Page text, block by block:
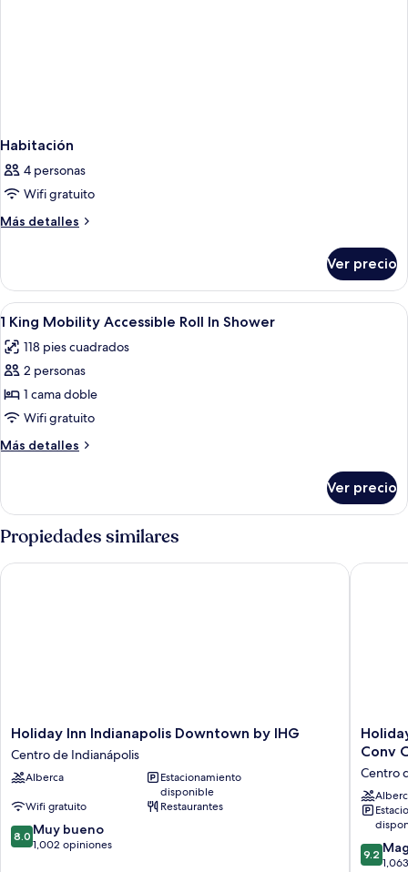
Habitación
4 personas
Wifi gratuito
Más detalles
Más
Ver precio
Abrir
todas
las
fotos
de
1
King
Mobility
Roll
In
Shower
Escritorio, espacio para trabajar con
5
1 King Mobility Accessible Roll In Shower
118 pies cuadrados
2 personas
1 cama doble
Wifi gratuito
Más detalles
Más
King
Mobility
Accessible
Roll
In
Ver precio
Propiedades similares
Holiday
Inn
Indianapolis
Downtown
IHG
Centro
de
Holiday Inn Indianapolis Downtown by IHG
Centro de Indianápolis
Alberca
Estacionamiento
disponible
Wifi gratuito
Restaurantes
8.0
de
8.0 Muy bueno
1,002 opiniones
Holiday Inn Indianapolis Downtown by IHG
Holiday
Inn
&
Suites
Dtn-
Conv
Ctr
Conv
Centro
9.2
de
9.2
Holiday